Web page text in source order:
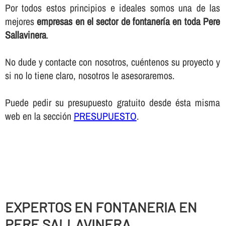
Por todos estos principios e ideales somos una de las
mejoresempresas en el sector de fontanerí­a en toda Pere
Sallavinera.
No dude y contacte con nosotros, cuéntenos su proyecto y
si no lo tiene claro, nosotros le asesoraremos.
Puede pedir su presupuesto gratuito desde ésta misma
web en la sección PRESUPUESTO.
EXPERTOS EN FONTANERIA EN